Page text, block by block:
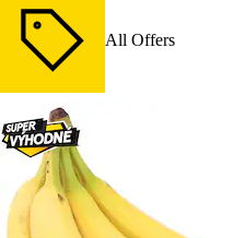
All Offers